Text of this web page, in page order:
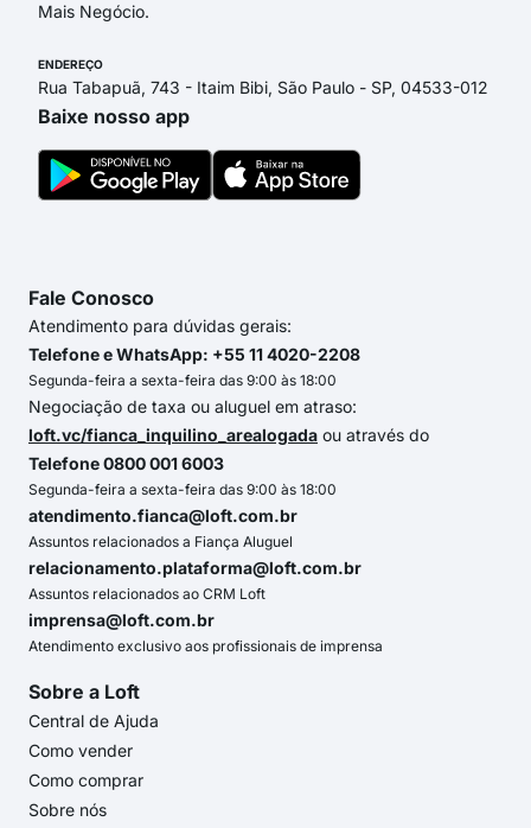
Mais Negócio.
ENDEREÇO
Rua Tabapuã, 743 - Itaim Bibi, São Paulo - SP, 04533-012
Baixe nosso app
Fale Conosco
Atendimento para dúvidas gerais:
Telefone e WhatsApp: +55 11 4020-2208
Segunda-feira a sexta-feira das 9:00 às 18:00
Negociação de taxa ou aluguel em atraso:
loft.vc/fianca_inquilino_arealogada ou através do
Telefone 0800 001 6003
Segunda-feira a sexta-feira das 9:00 às 18:00
atendimento.fianca@loft.com.br
Assuntos relacionados a Fiança Aluguel
relacionamento.plataforma@loft.com.br
Assuntos relacionados ao CRM Loft
imprensa@loft.com.br
Atendimento exclusivo aos profissionais de imprensa
Sobre a Loft
Central de Ajuda
Como vender
Como comprar
Sobre nós